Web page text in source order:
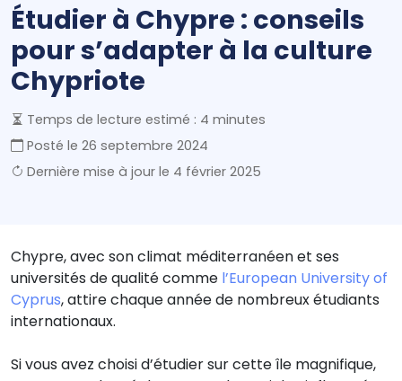
Étudier à Chypre : conseils
pour s’adapter à la culture
Chypriote
Temps de lecture estimé : 4 minutes
Posté le 26 septembre 2024
Dernière mise à jour le 4 février 2025
Chypre, avec son climat méditerranéen et ses
universités de qualité comme l’European University of
Cyprus, attire chaque année de nombreux étudiants
internationaux.
Si vous avez choisi d’étudier sur cette île magnifique,